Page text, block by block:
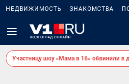
НЕДВИЖИМОСТЬ ЗНАКОМСТВА
Участницу шоу «Мама в 16» обвинили в